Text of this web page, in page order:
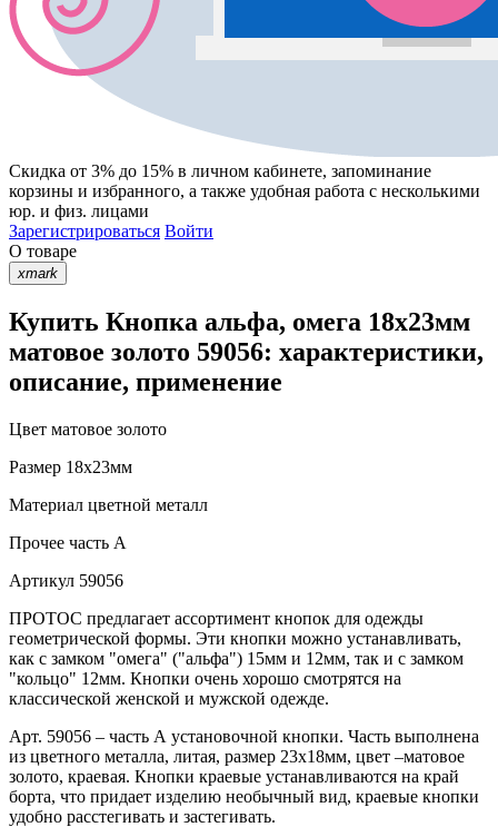
Скидка от 3% до 15% в личном кабинете, запоминание
корзины и избранного, а также удобная работа с несколькими
юр. и физ. лицами
Зарегистрироваться Войти
О товаре
xmark
Купить Кнопка альфа, омега 18х23мм
матовое золото 59056: характеристики,
описание, применение
Цвет матовое золото
Размер 18х23мм
Материал цветной металл
Прочее часть A
Артикул 59056
ПРОТОС предлагает ассортимент кнопок для одежды
геометрической формы. Эти кнопки можно устанавливать,
как с замком "омега" ("альфа") 15мм и 12мм, так и с замком
"кольцо" 12мм. Кнопки очень хорошо смотрятся на
классической женской и мужской одежде.
Арт. 59056 – часть А установочной кнопки. Часть выполнена
из цветного металла, литая, размер 23х18мм, цвет –матовое
золото, краевая. Кнопки краевые устанавливаются на край
борта, что придает изделию необычный вид, краевые кнопки
удобно расстегивать и застегивать.